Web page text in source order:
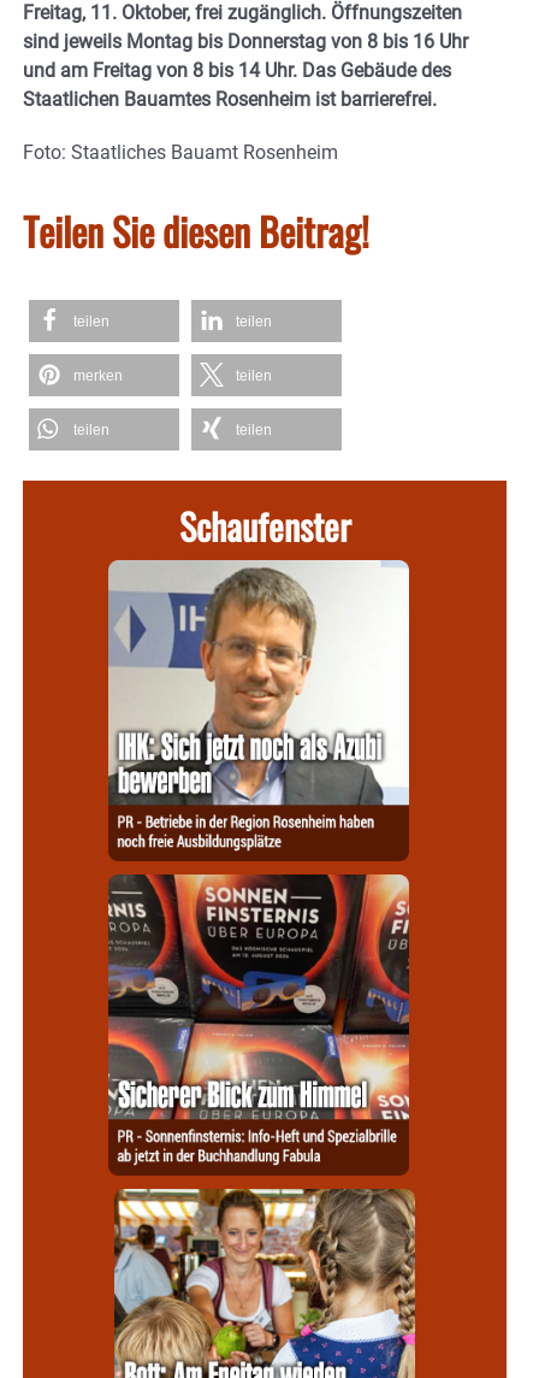
Freitag, 11. Oktober, frei zugänglich. Öffnungszeiten
sind jeweils Montag bis Donnerstag von 8 bis 16 Uhr
und am Freitag von 8 bis 14 Uhr. Das Gebäude des
Staatlichen Bauamtes Rosenheim ist barrierefrei.
Foto: Staatliches Bauamt Rosenheim
Teilen Sie diesen Beitrag!
teilen teilen
merken teilen
teilen teilen
Schaufenster